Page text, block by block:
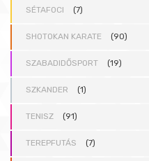
SÉTAFOCI (7)
SHOTOKAN KARATE (90)
SZABADIDŐSPORT (19)
SZKANDER (1)
TENISZ (91)
TEREPFUTÁS (7)